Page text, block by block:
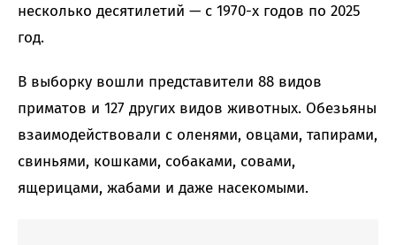
несколько десятилетий — с 1970-х годов по 2025
год.
В выборку вошли представители 88 видов
приматов и 127 других видов животных. Обезьяны
взаимодействовали с оленями, овцами, тапирами,
свиньями, кошками, собаками, совами,
ящерицами, жабами и даже насекомыми.